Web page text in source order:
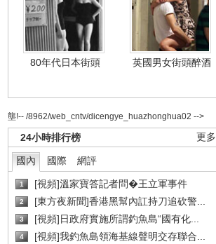
80年代日本街頭 英國男女街頭醉酒
壟!-- /8962/web_cntv/dicengye_huazhonghua02 -->
更多
24小時排行榜
國內 國際 網評
1 [視頻]溫家寶答記者問�王立軍事件
2 [東方夜新聞]香港黑幫內訌持刀追砍警...
3 [視頻]日政府實施所謂釣魚島“國有化...
4 [視頻]我釣魚島領海基線聲明交存聯合...